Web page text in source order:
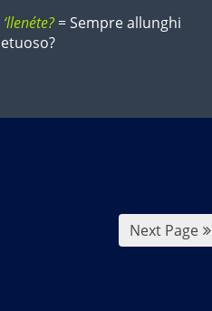
= Sempre allunghi
Next Page